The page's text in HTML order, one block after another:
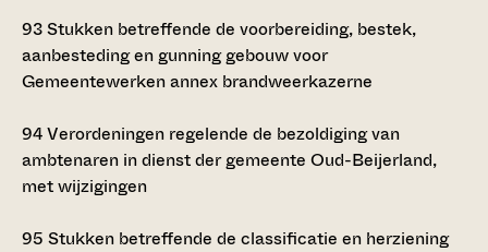
93Stukken betreffende de voorbereiding, bestek,
aanbesteding en gunning gebouw voor
Gemeentewerken annex brandweerkazerne
94Verordeningen regelende de bezoldiging van
ambtenaren in dienst der gemeente Oud-Beijerland,
met wijzigingen
95 Stukken betreffende de classificatie en herziening